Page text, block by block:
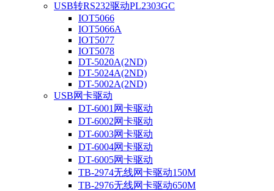
USB转RS232驱动PL2303GC
IOT5066
IOT5066A
IOT5077
IOT5078
DT-5020A(2ND)
DT-5024A(2ND)
DT-5002A(2ND)
USB网卡驱动
DT-6001网卡驱动
DT-6002网卡驱动
DT-6003网卡驱动
DT-6004网卡驱动
DT-6005网卡驱动
TB-2974无线网卡驱动150M
TB-2976无线网卡驱动650M